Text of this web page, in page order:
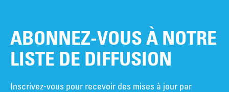
ABONNEZ-VOUS À NOTRE
LISTE DE DIFFUSION
Inscrivez-vous pour recevoir des mises à jour par